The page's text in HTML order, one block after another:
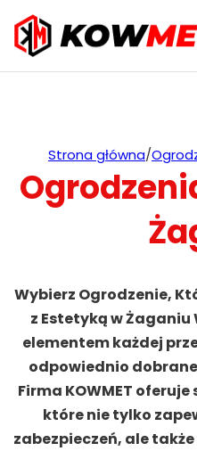
Strona główna/
Wybierz Ogrodzenie,
z Estetyką w
elementem każdej
odpowiednio
Firma KOWMET
które nie tylko
zabezpieczeń, ale